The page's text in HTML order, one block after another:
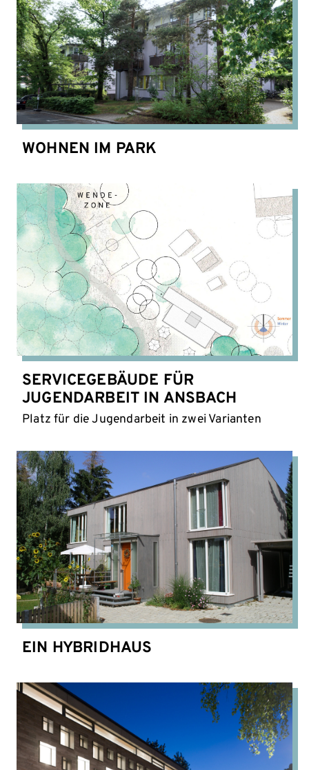
WOHNEN IM PARK
SERVICEGEBÄUDE FÜR
JUGENDARBEIT IN ANSBACH
Platz für die Jugendarbeit in zwei Varianten
EIN HYBRIDHAUS